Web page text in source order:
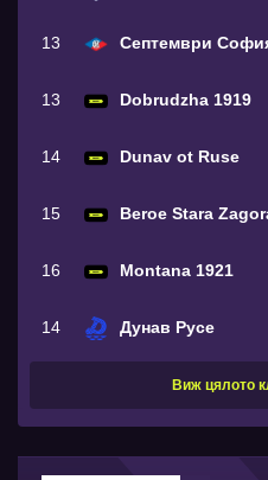
13 Септември
13 Dobrudzha 1919
14 Dunav ot Ruse
15 Beroe Stara
16 Montana 1921
14 Дунав Русе
Виж цялото